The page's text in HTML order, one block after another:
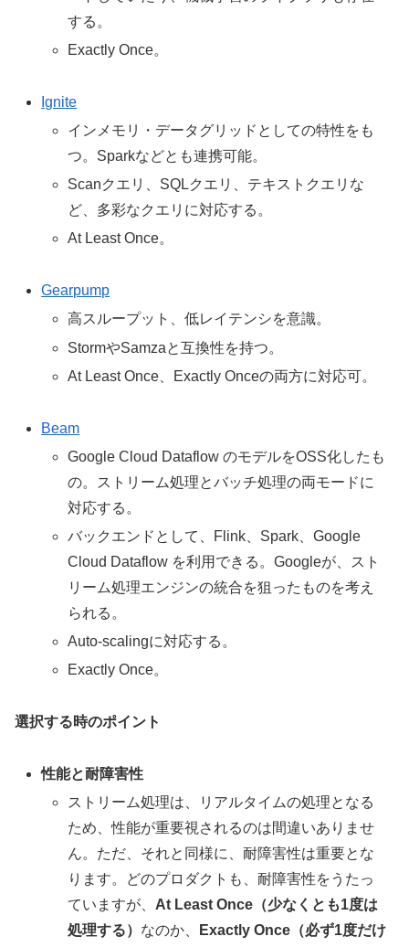
する。
Exactly Once。
Ignite
インメモリ・データグリッドとしての特性をも
つ。Sparkなどとも連携可能。
Scanクエリ、SQLクエリ、テキストクエリな
ど、多彩なクエリに対応する。
At Least Once。
Gearpump
高スループット、低レイテンシを意識。
StormやSamzaと互換性を持つ。
At Least Once、Exactly Onceの両方に対応可。
Beam
Google Cloud Dataflow のモデルをOSS化したも
の。ストリーム処理とバッチ処理の両モードに
対応する。
バックエンドとして、Flink、Spark、Google
Cloud Dataflow を利用できる。Googleが、スト
リーム処理エンジンの統合を狙ったものを考え
られる。
Auto-scalingに対応する。
Exactly Once。
選択する時のポイント
性能と耐障害性
ストリーム処理は、リアルタイムの処理となる
ため、性能が重要視されるのは間違いありませ
ん。ただ、それと同様に、耐障害性は重要とな
ります。どのプロダクトも、耐障害性をうたっ
ていますが、 At Least Once（少なくとも1度は
処理する） なのか、
Exactly Once（必ず1度だけ